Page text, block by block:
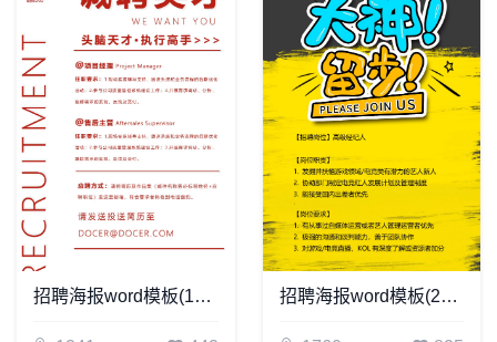
招聘海报word模板(160) 招聘海报word模板(260)